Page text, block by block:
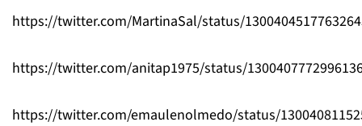
https://twitter.com/MartinaSal/status/
https://twitter.com/anitap1975/status/
https://twitter.com/emaulenolmedo/status/